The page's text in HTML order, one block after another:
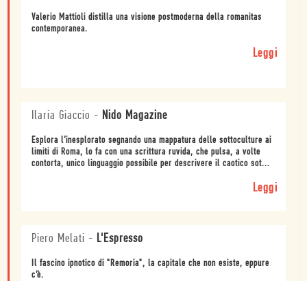
Valerio Mattioli distilla una visione postmoderna della romanitas
contemporanea.
Leggi
Ilaria Giaccio - Nido Magazine
Esplora l’inesplorato segnando una mappatura delle sottoculture ai
limiti di Roma, lo fa con una scrittura ruvida, che pulsa, a volte
contorta, unico linguaggio possibile per descrivere il caotico sot...
Leggi
Piero Melati - L'Espresso
Il fascino ipnotico di "Remoria", la capitale che non esiste, eppure
c’è.